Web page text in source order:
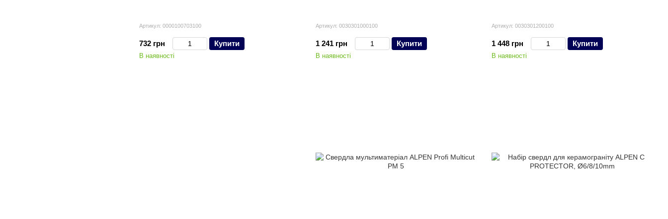
Артикул: 0000100703100
732 грн Купити
В наявності
Артикул: 0030301000100
1 241 грн Купити
В наявності
Артикул: 0030301200100
1 448 грн Купити
В наявності